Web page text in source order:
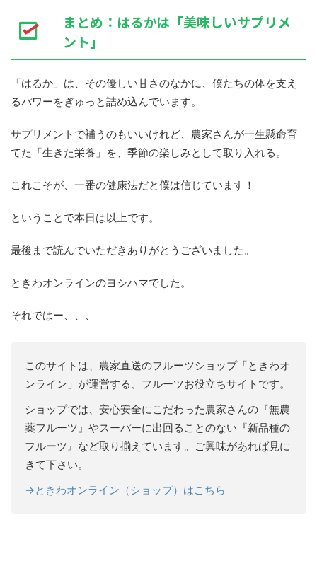
まとめ：はるかは「美味しいサプリメ
ント」
「はるか」は、その優しい甘さのなかに、僕たちの体を支え
るパワーをぎゅっと詰め込んでいます。
サプリメントで補うのもいいけれど、農家さんが一生懸命育
てた「生きた栄養」を、季節の楽しみとして取り入れる。
これこそが、一番の健康法だと僕は信じています！
ということで本日は以上です。
最後まで読んでいただきありがとうございました。
ときわオンラインのヨシハマでした。
それではー、、、
このサイトは、農家直送のフルーツショップ「ときわオ
ンライン」が運営する、フルーツお役立ちサイトです。
ショップでは、安心安全にこだわった農家さんの『無農
薬フルーツ』やスーパーに出回ることのない『新品種の
フルーツ』など取り揃えています。ご興味があれば見に
きて下さい。
→ときわオンライン（ショップ）はこちら